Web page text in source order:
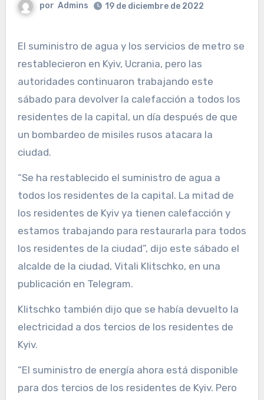
por Admins 19 de diciembre de 2022
El suministro de agua y los servicios de metro se
restablecieron en Kyiv, Ucrania, pero las
autoridades continuaron trabajando este
sábado para devolver la calefacción a todos los
residentes de la capital, un día después de que
un bombardeo de misiles rusos atacara la
ciudad.
“Se ha restablecido el suministro de agua a
todos los residentes de la capital. La mitad de
los residentes de Kyiv ya tienen calefacción y
estamos trabajando para restaurarla para todos
los residentes de la ciudad”, dijo este sábado el
alcalde de la ciudad, Vitali Klitschko, en una
publicación en Telegram.
Klitschko también dijo que se había devuelto la
electricidad a dos tercios de los residentes de
Kyiv.
“El suministro de energía ahora está disponible
para dos tercios de los residentes de Kyiv. Pero